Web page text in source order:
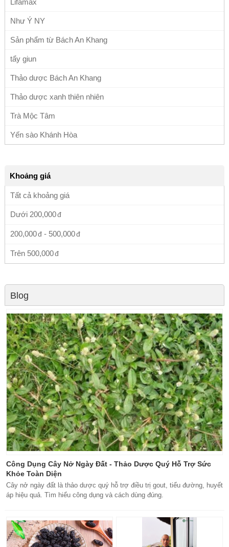
Lifamax
Như Ý NY
Sản phẩm từ Bách An Khang
tẩy giun
Thảo dược Bách An Khang
Thảo dược xanh thiên nhiên
Trà Mộc Tâm
Yến sào Khánh Hòa
Khoảng giá
Tất cả khoảng giá
Dưới 200,000
200,000 - 500,000
Trên 500,000
Blog
Công Dụng Cây Nở Ngày Đất - Thảo Dược Quý Hỗ Trợ Sức
Khỏe Toàn Diện
Cây nở ngày đất là thảo dược quý hỗ trợ điều trị gout, tiểu đường, huyết
áp hiệu quả. Tìm hiểu công dụng và cách dùng đúng.